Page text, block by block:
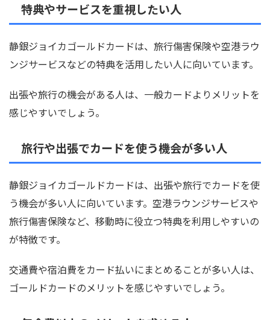
特典やサービスを重視したい人
静銀ジョイカゴールドカードは、旅行傷害保険や空港ラウ
ンジサービスなどの特典を活用したい人に向いています。
出張や旅行の機会がある人は、一般カードよりメリットを
感じやすいでしょう。
旅行や出張でカードを使う機会が多い人
静銀ジョイカゴールドカードは、出張や旅行でカードを使
う機会が多い人に向いています。空港ラウンジサービスや
旅行傷害保険など、移動時に役立つ特典を利用しやすいの
が特徴です。
交通費や宿泊費をカード払いにまとめることが多い人は、
ゴールドカードのメリットを感じやすいでしょう。